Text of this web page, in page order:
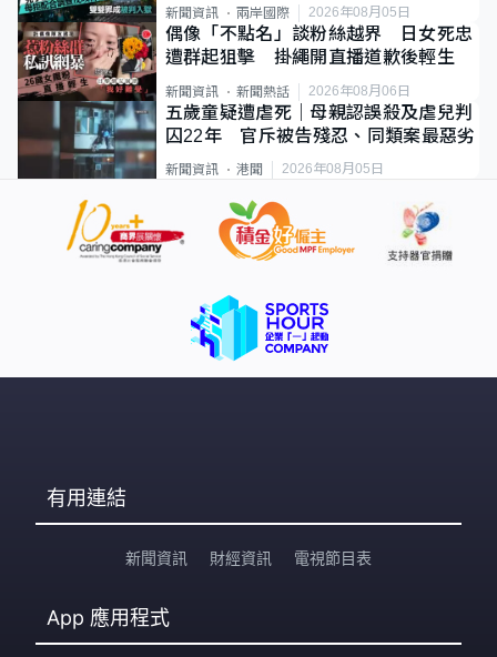
新聞資訊 兩岸國際 2026年08月05日
偶像「不點名」談粉絲越界 日女死忠
遭群起狙擊 掛繩開直播道歉後輕生
新聞資訊 新聞熱話 2026年08月06日
五歲童疑遭虐死｜母親認誤殺及虐兒判
囚22年 官斥被告殘忍、同類案最惡劣
新聞資訊 港聞 2026年08月05日
有用連結
新聞資訊 財經資訊 電視節目表
App 應用程式